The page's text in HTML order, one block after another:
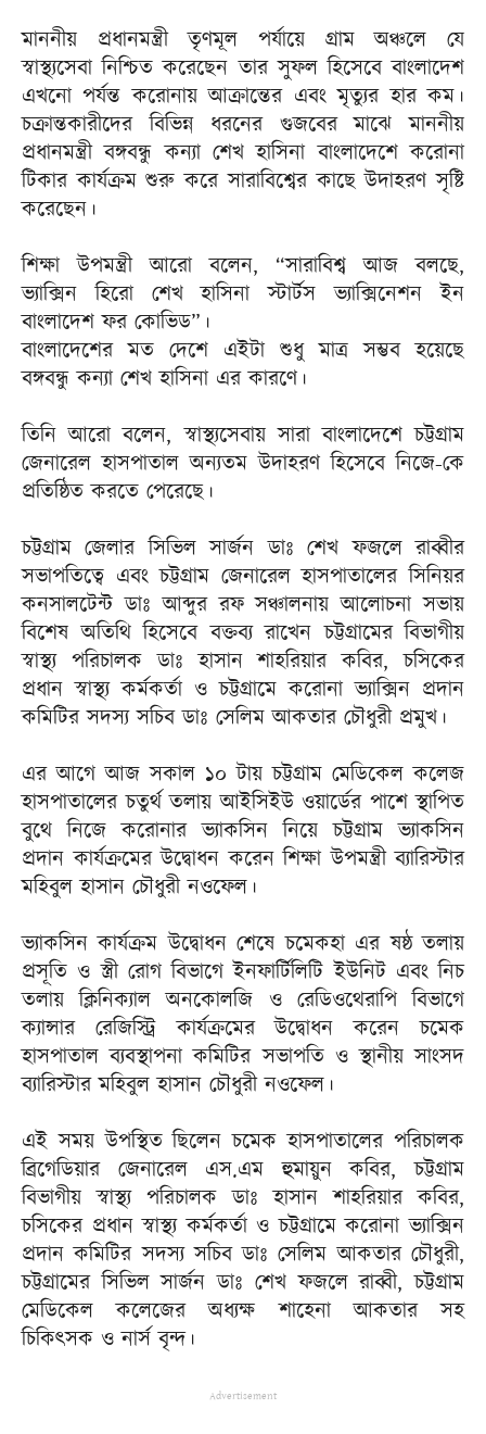
মাননীয় প্রধানমন্ত্রী তৃণমূল পর্যায়ে গ্রাম অঞ্চলে যে
স্বাস্থ্যসেবা নিশ্চিত করেছেন তার সুফল হিসেবে বাংলাদেশ
এখনো পর্যন্ত করোনায় আক্রান্তের এবং মৃত্যুর হার কম।
চক্রান্তকারীদের বিভিন্ন ধরনের গুজবের মাঝে মাননীয়
প্রধানমন্ত্রী বঙ্গবন্ধু কন্যা শেখ হাসিনা বাংলাদেশে করোনা
টিকার কার্যক্রম শুরু করে সারাবিশ্বের কাছে উদাহরণ সৃষ্টি
করেছেন।
শিক্ষা উপমন্ত্রী আরো বলেন, “সারাবিশ্ব আজ বলছে,
ভ্যাক্সিন হিরো শেখ হাসিনা স্টার্টস ভ্যাক্সিনেশন ইন
বাংলাদেশ ফর কোভিড”।
বাংলাদেশের মত দেশে এইটা শুধু মাত্র সম্ভব হয়েছে
বঙ্গবন্ধু কন্যা শেখ হাসিনা এর কারণে।
তিনি আরো বলেন, স্বাস্থ্যসেবায় সারা বাংলাদেশে চট্টগ্রাম
জেনারেল হাসপাতাল অন্যতম উদাহরণ হিসেবে নিজে-কে
প্রতিষ্ঠিত করতে পেরেছে।
চট্টগ্রাম জেলার সিভিল সার্জন ডাঃ শেখ ফজলে রাব্বীর
সভাপতিত্বে এবং চট্টগ্রাম জেনারেল হাসপাতালের সিনিয়র
কনসালটেন্ট ডাঃ আব্দুর রফ সঞ্চালনায় আলোচনা সভায়
বিশেষ অতিথি হিসেবে বক্তব্য রাখেন চট্টগ্রামের বিভাগীয়
স্বাস্থ্য পরিচালক ডাঃ হাসান শাহরিয়ার কবির, চসিকের
প্রধান স্বাস্থ্য কর্মকর্তা ও চট্টগ্রামে করোনা ভ্যাক্সিন প্রদান
কমিটির সদস্য সচিব ডাঃ সেলিম আকতার চৌধুরী প্রমুখ।
এর আগে আজ সকাল ১০ টায় চট্টগ্রাম মেডিকেল কলেজ
হাসপাতালের চতুর্থ তলায় আইসিইউ ওয়ার্ডের পাশে স্থাপিত
বুথে নিজে করোনার ভ্যাকসিন নিয়ে চট্টগ্রাম ভ্যাকসিন
প্রদান কার্যক্রমের উদ্বোধন করেন শিক্ষা উপমন্ত্রী ব্যারিস্টার
মহিবুল হাসান চৌধুরী নওফেল।
ভ্যাকসিন কার্যক্রম উদ্বোধন শেষে চমেকহা এর ষষ্ঠ তলায়
প্রসূতি ও স্ত্রী রোগ বিভাগে ইনফার্টিলিটি ইউনিট এবং নিচ
তলায় ক্লিনিক্যাল অনকোলজি ও রেডিওথেরাপি বিভাগে
ক্যান্সার রেজিস্ট্রি কার্যক্রমের উদ্বোধন করেন চমেক
হাসপাতাল ব্যবস্থাপনা কমিটির সভাপতি ও স্থানীয় সাংসদ
ব্যারিস্টার মহিবুল হাসান চৌধুরী নওফেল।
এই সময় উপস্থিত ছিলেন চমেক হাসপাতালের পরিচালক
ব্রিগেডিয়ার জেনারেল এস.এম হুমায়ুন কবির, চট্টগ্রাম
বিভাগীয় স্বাস্থ্য পরিচালক ডাঃ হাসান শাহরিয়ার কবির,
চসিকের প্রধান স্বাস্থ্য কর্মকর্তা ও চট্টগ্রামে করোনা ভ্যাক্সিন
প্রদান কমিটির সদস্য সচিব ডাঃ সেলিম আকতার চৌধুরী,
চট্টগ্রামের সিভিল সার্জন ডাঃ শেখ ফজলে রাব্বী, চট্টগ্রাম
মেডিকেল কলেজের অধ্যক্ষ শাহেনা আকতার সহ
চিকিৎসক ও নার্স বৃন্দ।
Advertisement